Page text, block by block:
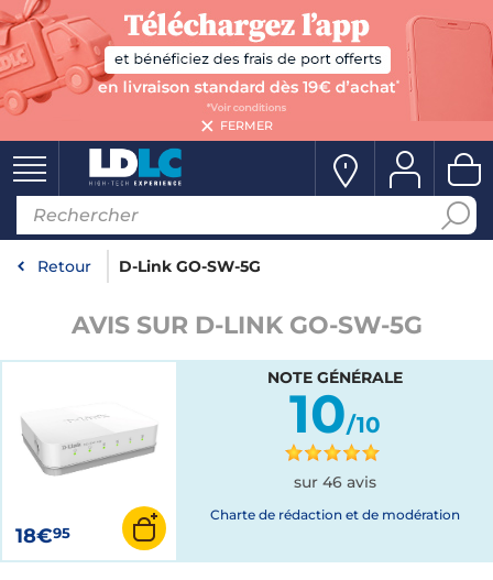
FERMER
Retour D-Link GO-SW-5G
AVIS SUR D-LINK GO-SW-5G
18€95
NOTE GÉNÉRALE
10/10
sur 46 avis
Charte de rédaction et de modération